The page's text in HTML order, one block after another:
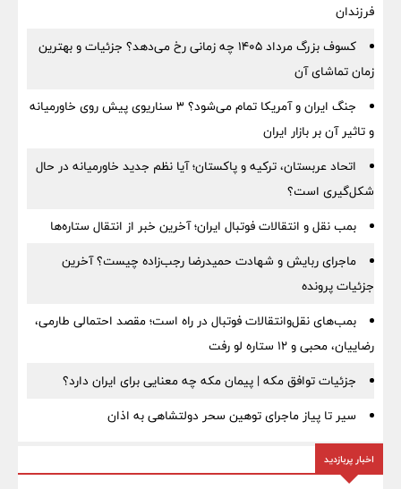
فرزندان
کسوف بزرگ مرداد ۱۴۰۵ چه زمانی رخ می‌دهد؟ جزئیات و بهترین
زمان تماشای آن
جنگ ایران و آمریکا تمام می‌شود؟ ۳ سناریوی پیش روی خاورمیانه
و تاثیر آن بر بازار ایران
اتحاد عربستان، ترکیه و پاکستان؛ آیا نظم جدید خاورمیانه در حال
شکل‌گیری است؟
بمب نقل‌ و انتقالات فوتبال ایران؛ آخرین خبر از انتقال ستاره‌ها
ماجرای ربایش و شهادت حمیدرضا رجب‌زاده چیست؟ آخرین
جزئیات پرونده
بمب‌های نقل‌وانتقالات فوتبال در راه است؛ مقصد احتمالی طارمی،
رضاییان، محبی و ۱۲ ستاره لو رفت
جزئیات توافق مکه | پیمان مکه چه معنایی برای ایران دارد؟
سیر تا پیاز ماجرای توهین سحر دولتشاهی به اذان
اخبار پربازدید